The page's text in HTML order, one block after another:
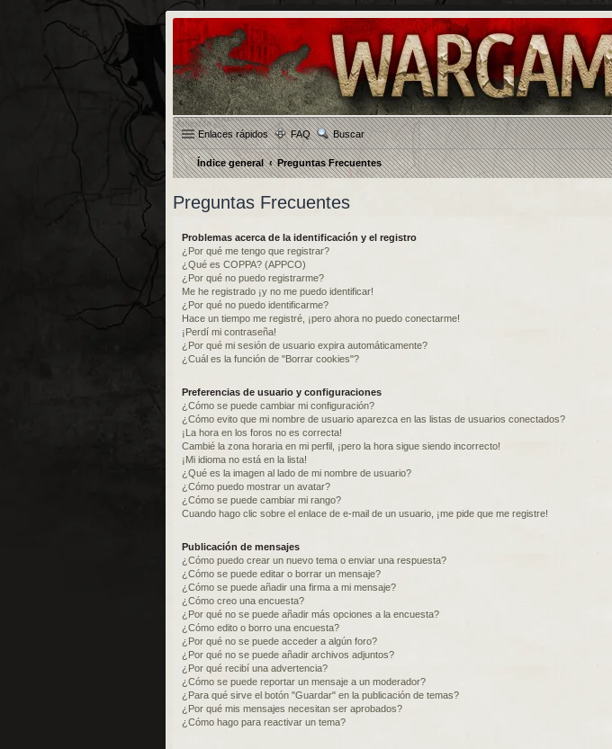
Enlaces rápidos FAQ Buscar
Índice general Preguntas Frecuentes
Preguntas Frecuentes
Problemas acerca de la identificación y el registro
¿Por qué me tengo que registrar?
¿Qué es COPPA? (APPCO)
¿Por qué no puedo registrarme?
Me he registrado ¡y no me puedo identificar!
¿Por qué no puedo identificarme?
Hace un tiempo me registré, ¡pero ahora no puedo conectarme!
¡Perdí mi contraseña!
¿Por qué mi sesión de usuario expira automáticamente?
¿Cuál es la función de "Borrar cookies"?
Preferencias de usuario y configuraciones
¿Cómo se puede cambiar mi configuración?
¿Cómo evito que mi nombre de usuario aparezca en las listas de usuarios conectados?
¡La hora en los foros no es correcta!
Cambié la zona horaria en mi perfil, ¡pero la hora sigue siendo incorrecto!
¡Mi idioma no está en la lista!
¿Qué es la imagen al lado de mi nombre de usuario?
¿Cómo puedo mostrar un avatar?
¿Cómo se puede cambiar mi rango?
Cuando hago clic sobre el enlace de e-mail de un usuario, ¡me pide que me registre!
Publicación de mensajes
¿Cómo puedo crear un nuevo tema o enviar una respuesta?
¿Cómo se puede editar o borrar un mensaje?
¿Cómo se puede añadir una firma a mi mensaje?
¿Cómo creo una encuesta?
¿Por qué no se puede añadir más opciones a la encuesta?
¿Cómo edito o borro una encuesta?
¿Por qué no se puede acceder a algún foro?
¿Por qué no se puede añadir archivos adjuntos?
¿Por qué recibí una advertencia?
¿Cómo se puede reportar un mensaje a un moderador?
¿Para qué sirve el botón "Guardar" en la publicación de temas?
¿Por qué mis mensajes necesitan ser aprobados?
¿Cómo hago para reactivar un tema?